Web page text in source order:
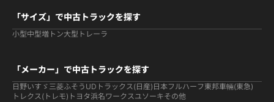
「サイズ」で中古トラックを探す
小型中型増トン大型 トレーラ
「メーカー」で中古トラックを探す
日野いすゞ 三菱ふそう UDトラックス(日産) 日本フルハーフ 東邦車輛(東急)
トレクス(トレモ) トヨタ浜名ワークスユソーキその他